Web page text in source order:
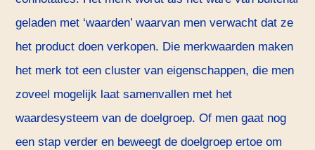
geladen met ‘waarden’ waarvan men verwacht dat ze
het product doen verkopen. Die merkwaarden maken
het merk tot een cluster van eigenschappen, die men
zoveel mogelijk laat samenvallen met het
waardesysteem van de doelgroep. Of men gaat nog
een stap verder en beweegt de doelgroep ertoe om